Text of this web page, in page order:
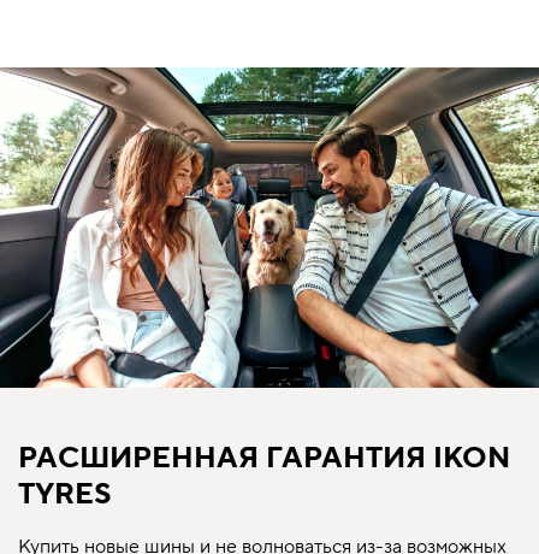
РАСШИРЕННАЯ ГАРАНТИЯ IKON
TYRES
Купить новые шины и не волноваться из-за возможных